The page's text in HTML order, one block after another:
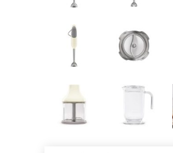
Pogledajte što
u ponudi
AKCIJA! Pločasti Alati i